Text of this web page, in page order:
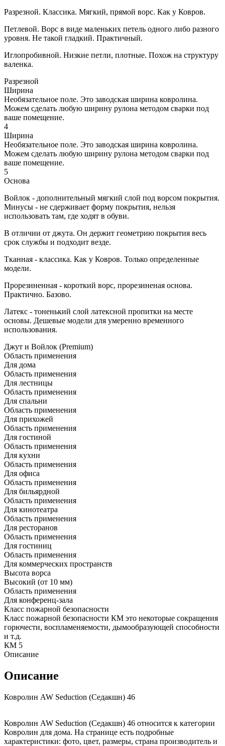
Разрезной. Классика. Мягкий, прямой ворс. Как у Ковров.
Петлевой. Ворс в виде маленьких петель одного либо разного
уровня. Не такой гладкий. Практичный.
Иглопробивной. Низкие петли, плотные. Похож на структуру
валенка.
Разрезной
Ширина
Необязательное поле. Это заводская ширина ковролина.
Можем сделать любую ширину рулона методом сварки под
ваше помещение.
4
Ширина
Необязательное поле. Это заводская ширина ковролина.
Можем сделать любую ширину рулона методом сварки под
ваше помещение.
5
Основа
Войлок - дополнительный мягкий слой под ворсом покрытия.
Минусы - не сдерживает форму покрытия, нельзя
использовать там, где ходят в обуви.
В отличии от джута. Он держит геометрию покрытия весь
срок службы и подходит везде.
Тканная - классика. Как у Ковров. Только определенные
модели.
Прорезиненная - короткий ворс, прорезиненая основа.
Практично. Базово.
Латекс - тоненький слой латексной пропитки на месте
основы. Дешевые модели для умеренно временного
использования.
Джут и Войлок (Premium)
Область применения
Для дома
Область применения
Для лестницы
Область применения
Для спальни
Область применения
Для прихожей
Область применения
Для гостиной
Область применения
Для кухни
Область применения
Для офиса
Область применения
Для бильярдной
Область применения
Для кинотеатра
Область применения
Для ресторанов
Область применения
Для гостиниц
Область применения
Для коммерческих пространств
Высота ворса
Высокий (от 10 мм)
Область применения
Для конференц-зала
Класс пожарной безопасности
Класс пожарной безопасности КМ это некоторые сокращения
горючести, воспламеняемости, дымообразующей способности
и т.д.
КМ 5
Описание
Описание
Ковролин AW Seduction (Седакшн) 46
Ковролин AW Seduction (Седакшн) 46 относится к категории
Ковролин для дома. На странице есть подробные
характеристики: фото, цвет, размеры, страна производитель и